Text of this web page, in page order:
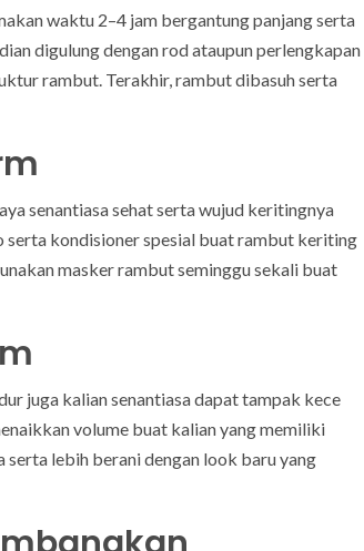
waktu 2–4 jam bergantung panjang serta
digulung dengan rod ataupun perlengkapan
rambut. Terakhir, rambut dibasuh serta
senantiasa sehat serta wujud keritingnya
serta kondisioner spesial buat rambut keriting
masker rambut seminggu sekali buat
juga kalian senantiasa dapat tampak kece
volume buat kalian yang memiliki
serta lebih berani dengan look baru yang